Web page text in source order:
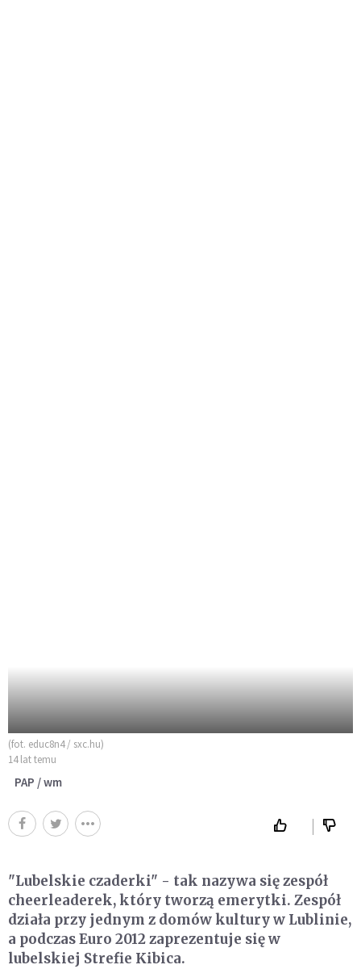
(fot. educ8n4 / sxc.hu)
14 lat temu
PAP / wm
"Lubelskie czaderki" - tak nazywa się zespół
cheerleaderek, który tworzą emerytki. Zespół
działa przy jednym z domów kultury w Lublinie,
a podczas Euro 2012 zaprezentuje się w
lubelskiej Strefie Kibica.